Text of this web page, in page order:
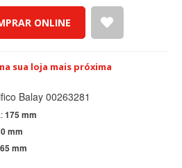
ONLINE
sua loja mais próxima
Balay 00263281
175 mm
0 mm
mm
DE COOKIES